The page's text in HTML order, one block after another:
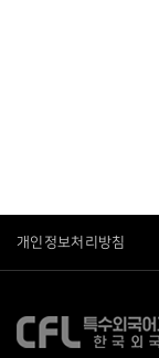
개인정보처리방침